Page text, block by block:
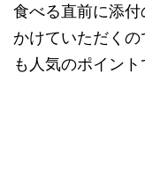
食べる直前に添
かけていただく
も人気のポイント